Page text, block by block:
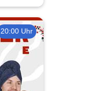
20:00 Uhr